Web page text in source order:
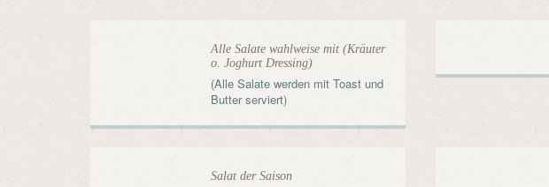
Alle Salate wahlweise mit (Kräuter
o. Joghurt Dressing)
(Alle Salate werden mit Toast und
Butter serviert)
Salat der Saison